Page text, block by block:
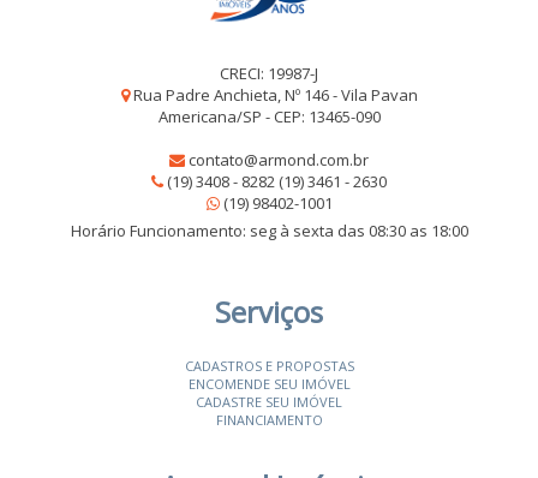
CRECI: 19987-J
Rua Padre Anchieta, Nº 146 - Vila Pavan
Americana/SP - CEP: 13465-090
contato@armond.com.br
(19) 3408 - 8282 (19) 3461 - 2630
(19) 98402-1001
Horário Funcionamento: seg à sexta das 08:30 as 18:00
Serviços
CADASTROS E PROPOSTAS
ENCOMENDE SEU IMÓVEL
CADASTRE SEU IMÓVEL
FINANCIAMENTO